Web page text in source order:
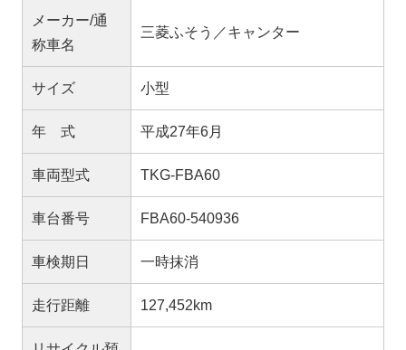
メーカー/通
称車名
三菱ふそう／キャンター
サイズ 小型
年 式 平成27年6月
車両型式 TKG-FBA60
車台番号 FBA60-540936
車検期日 一時抹消
走行距離 127,452km